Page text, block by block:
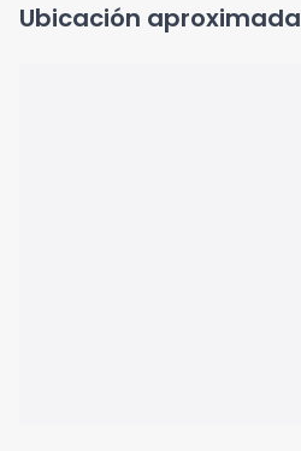
Ubicación aproximada